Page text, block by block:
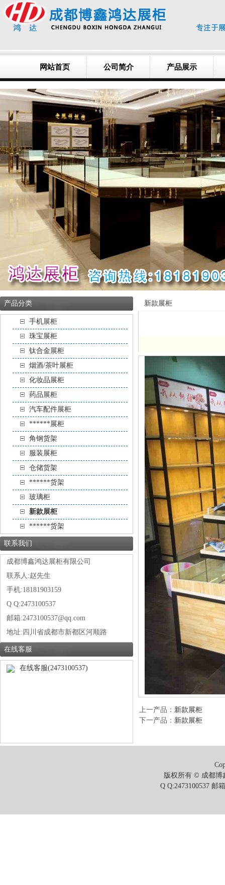
网站首页 公司简介 产品展示
产品分类
手机展柜
珠宝展柜
钛合金展柜
烟酒/茶叶展柜
化妆品展柜
药品展柜
汽车配件展柜
******展柜
角钢货架
服装展柜
仓储货架
******货架
玻璃柜
新款展柜
******货架
联系我们
成都博鑫鸿达展柜有限公司
联系人:赵先生
手机:18181903159
Q Q:2473100537
邮箱:2473100537@qq.com
地址: 四川省成都市新都区河顺路
在线客服
在线客服(2473100537)
新款展柜
上一产品 ： 新款展柜
下一产品 ： 新款展柜
版权所有 © 成都博
Q Q:2473100537 邮